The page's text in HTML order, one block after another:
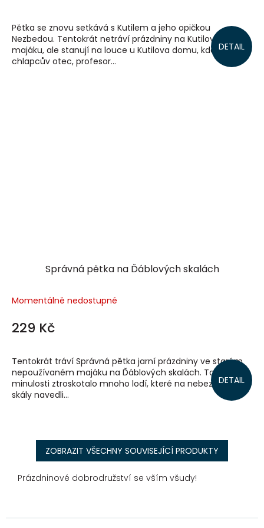
DETAIL
Pětka se znovu setkává s Kutilem a jeho opičkou
Nezbedou. Tentokrát netráví prázdniny na Kutilově
majáku, ale stanují na louce u Kutilova domu, kde
chlapcův otec, profesor...
Správná pětka na Ďáblových skalách
Momentálně nedostupné
229 Kč
DETAIL
Tentokrát tráví Správná pětka jarní prázdniny ve starém
nepoužívaném majáku na Ďáblových skalách. Tam v
minulosti ztroskotalo mnoho lodí, které na nebezpečné
skály navedli...
ZOBRAZIT VŠECHNY SOUVISEJÍCÍ PRODUKTY
Prázdninové dobrodružství se vším všudy!